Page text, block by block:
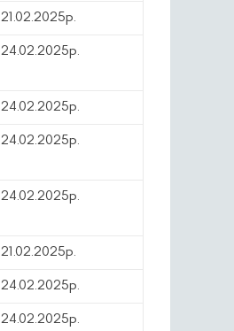
21.02.2025р.
24.02.2025р.
24.02.2025р.
24.02.2025р.
24.02.2025р.
21.02.2025р.
24.02.2025р.
24.02.2025р.